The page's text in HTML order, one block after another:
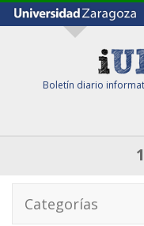
Boletín diario
Categorías